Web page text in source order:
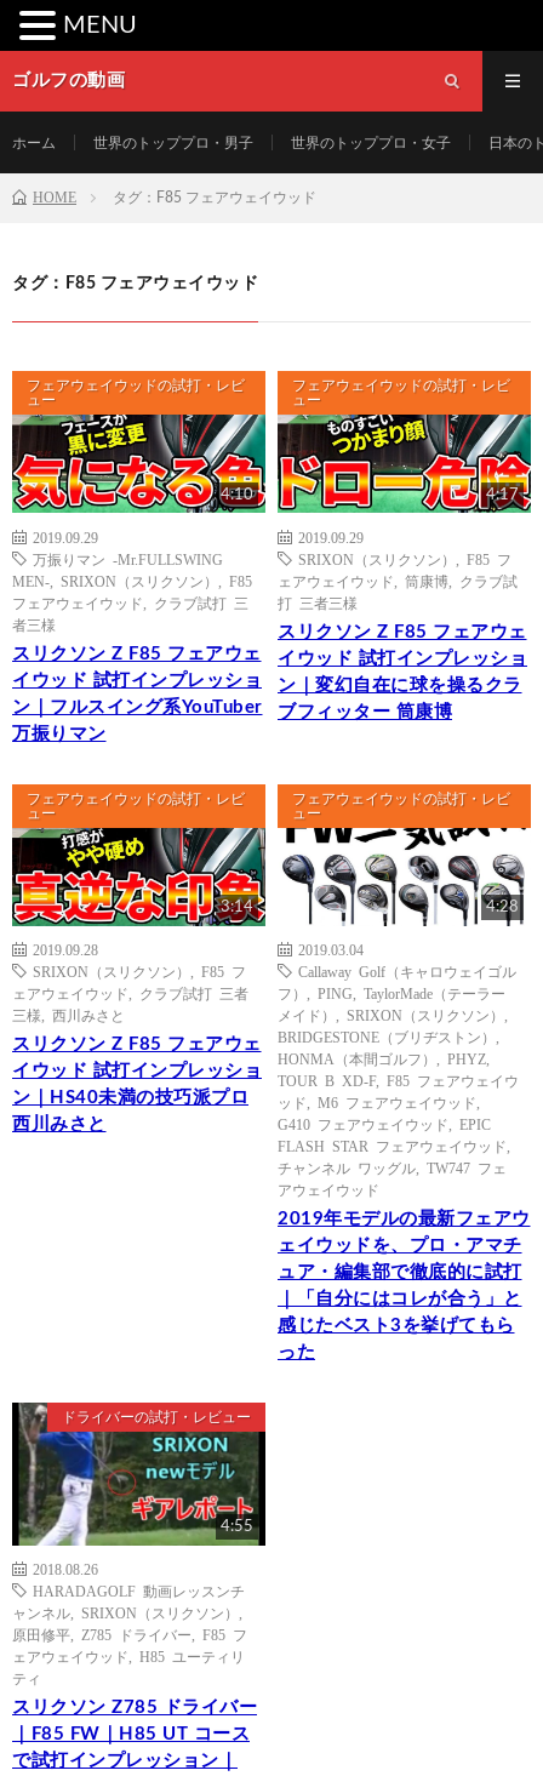
ゴルフの動画
ホーム 世界のトッププロ・男子 世界のトッププロ・女子 日本の
HOME タグ：F85 フェアウェイウッド
タグ：F85 フェアウェイウッド
フェアウェイウッドの試打・レビ
ュー
4:10
2019.09.29
万振りマン -Mr.FULLSWING
MEN-
SRIXON（スリクソン）
F85
フェアウェイウッド
クラブ試打 三
者三様
スリクソン Z F85 フェアウェ
イウッド 試打インプレッショ
ン｜フルスイング系YouTuber
万振りマン
フェアウェイウッドの試打・レビ
ュー
4:17
2019.09.29
SRIXON（スリクソン）
F85 フ
ェアウェイウッド
筒康博
クラブ試
打 三者三様
スリクソン Z F85 フェアウェ
イウッド 試打インプレッショ
ン｜変幻自在に球を操るクラ
ブフィッター 筒康博
フェアウェイウッドの試打・レビ
ュー
3:14
2019.09.28
SRIXON（スリクソン）
F85 フ
ェアウェイウッド
クラブ試打 三者
三様
西川みさと
スリクソン Z F85 フェアウェ
イウッド 試打インプレッショ
ン｜HS40未満の技巧派プロ
西川みさと
フェアウェイウッドの試打・レビ
ュー
4:28
2019.03.04
Callaway Golf（キャロウェイゴル
フ）
PING
TaylorMade（テーラー
メイド）
SRIXON（スリクソン）
BRIDGESTONE（ブリヂストン）
HONMA（本間ゴルフ）
PHYZ
TOUR B XD-F, F85 フェアウェイウ
ッド
M6 フェアウェイウッド
G410 フェアウェイウッド
EPIC
FLASH STAR フェアウェイウッド
チャンネル ワッグル
TW747 フェ
アウェイウッド
2019年モデルの最新フェアウ
ェイウッドを、プロ・アマチ
ュア・編集部で徹底的に試打
｜「自分にはコレが合う」と
感じたベスト3を挙げてもら
った
ドライバーの試打・レビュー
4:55
2018.08.26
HARADAGOLF 動画レッスンチ
ャンネル
SRIXON（スリクソン）
原田修平
Z785 ドライバー
F85 フ
ェアウェイウッド
H85 ユーティリ
ティ
スリクソン Z785 ドライバー
｜F85 FW｜H85 UT コース
で試打インプレッション｜
MENU